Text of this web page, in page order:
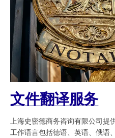
文件翻译服务
上海史密德商务咨询有限公司提
工作语言包括德语、英语、俄语